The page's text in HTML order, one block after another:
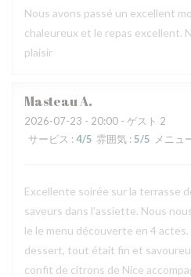
Nous avons passé un excellent
chaleureux et le repas excellent.
plaisir
MasteauA
2026-07-23 - 20:00 - ゲスト 2
サービス : 4/5 雰囲気 : 5/5 メニュ
Excellente soirée sur la terrasse
saveurs dans l’assiette. Nous
le le menu découverte en 4
dessert, tout était fin et
confit de citrons de Nice